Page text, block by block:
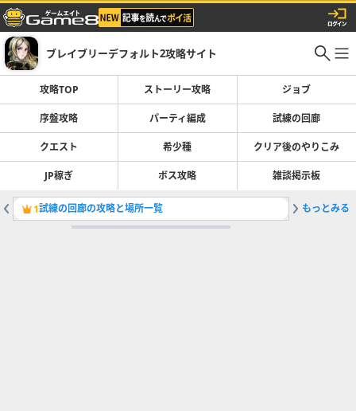
ブレイブリーデフォルト2攻略サイト
攻略TOP ストーリー攻略 ジョブ
序盤攻略 パーティ編成 試練の回廊
クエスト 希少種 クリア後のやりこみ
JP稼ぎ ボス攻略 雑談掲示板
1試練の回廊の攻略と場所一覧 2希少種
もっとみる